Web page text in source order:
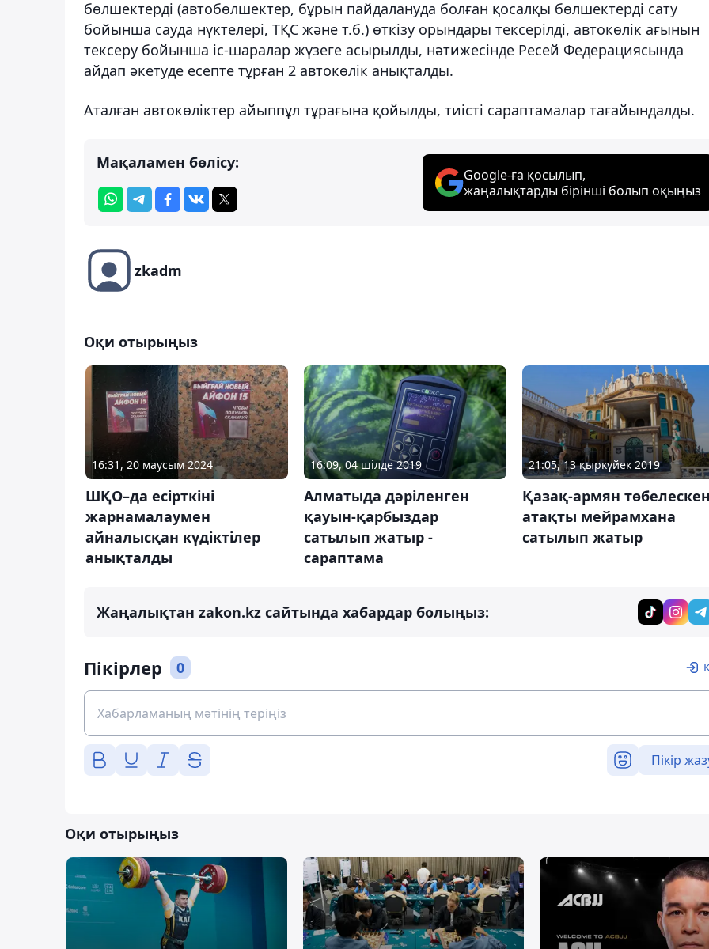
бөлшектерді (автобөлшектер, бұрын пайдалануда болған қосалқы бөлшектерді сату
бойынша сауда нүктелері, ТҚС және т.б.) өткізу орындары тексерілді, автокөлік ағынын
тексеру бойынша іс-шаралар жүзеге асырылды, нәтижесінде Ресей Федерациясында
айдап әкетуде есепте тұрған 2 автокөлік анықталды.
Аталған автокөліктер айыппұл тұрағына қойылды, тиісті сараптамалар тағайындалды.
Мақаламен бөлісу:
Google-ға қосылып,
жаңалықтарды бірінші болып оқыңыз
zkadm
Оқи отырыңыз
16:31, 20 маусым 2024
ШҚО–да есірткіні
жарнамалаумен
айналысқан күдіктілер
анықталды
16:09, 04 шілде 2019
Алматыда дәріленген
қауын-қарбыздар
сатылып жатыр -
сараптама
21:05, 13 қыркүйек 2019
Қазақ-армян төбелескен
атақты мейрамхана
сатылып жатыр
Жаңалықтан zakon.kz сайтында хабардар болыңыз:
Пікірлер 0
Пікір
Оқи отырыңыз